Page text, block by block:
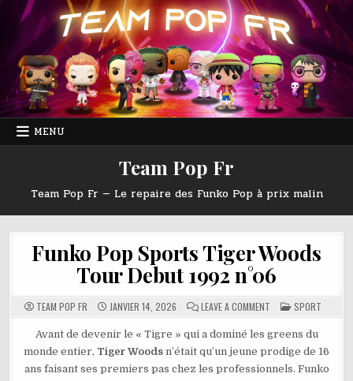
content
MENU
Team Pop Fr
Team Pop Fr — Le repaire des Funko Pop à prix malin
Funko Pop Sports Tiger Woods
Tour Debut 1992 n°06
TEAM POP FR JANVIER 14, 2026 LEAVE A COMMENTON
FUNKO
SPORTS
TIGER
WOODS
TOUR
DEBUT
POSTED
IN
SPORT
Avant de devenir le « Tigre » qui a dominé les greens du
monde entier, Tiger Woods n’était qu’un jeune prodige de 16
ans faisant ses premiers pas chez les professionnels. Funko